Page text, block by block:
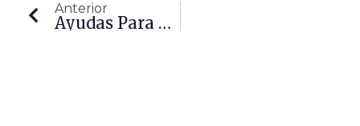
Anterior
Ayudas Para Pymes, Micropymes, Autónomos Y Profesionales De Benigembla. Anualidad 2022